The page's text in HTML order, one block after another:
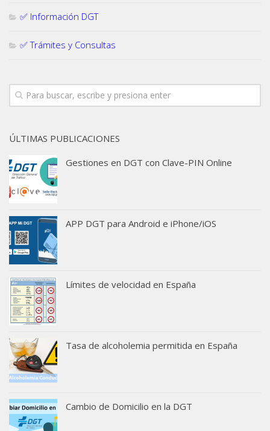
✅ Información DGT
✅ Trámites y Consultas
ÚLTIMAS PUBLICACIONES
Gestiones en DGT con Clave-PIN Online
APP DGT para Android e iPhone/iOS
Límites de velocidad en España
Tasa de alcoholemia permitida en España
Cambio de Domicilio en la DGT